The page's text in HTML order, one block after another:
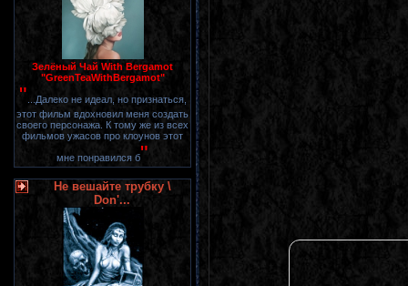
Зелёный Чай With Bergamot
"GreenTeaWithBergamot"
" ...Далеко не идеал, но признаться,
этот фильм вдохновил меня создать
своего персонажа. К тому же из всех
фильмов ужасов про клоунов этот
мне понравился б"
Не вешайте трубку \
Don'...